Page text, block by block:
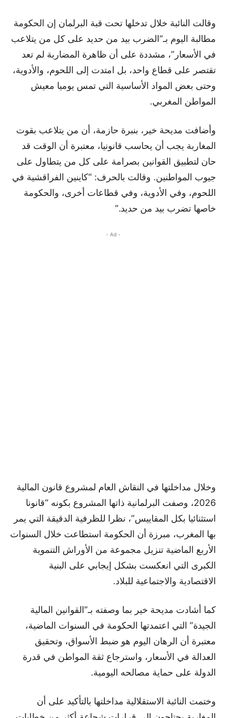
وقالت النائبة خلال تدخلها تحت قبة البرلمان إن الحكومة
مطالبة اليوم بـ“الضرب بيد من حديد على كل من يتلاعب
في الأسعار”، مشددة على أن ظاهرة المضاربة لم تعد
تقتصر على قطاع واحد، بل امتدت إلى اللحوم، والأدوية،
وحتى بعض المواد الأساسية التي تمس يوميا معيش
المواطن المغربي.
وأضافت مديحة خير، بنبرة حازمة، أن من يتلاعب بقوت
المغاربة يجب أن يحاسب قانونيا، معتبرة أن الوقت قد
حان لتطبيق القوانين بصرامة على كل من يتطاول على
جيوب المواطنين. وقالت بالحرف: “كاينين الفراقشية في
اللحوم، وفي الأدوية، وفي قطاعات أخرى، والحكومة
خاصها تضرب بيد من حديد.”
- Ad -
وخلال مداخلتها في النقاش العام لمشروع قانون المالية
2026، وصفت البرلمانية ذاتها المشروع بكونه “قانونا
استثنائيا بكل المقاييس”، نظرا للظرفية الدقيقة التي يمر
بها المغرب، مبرزة أن الحكومة استطاعت خلال السنوات
الأربع الماضية تنزيل مجموعة من الأوراش التنموية
الكبرى التي انعكست بشكل إيجابي على البنية
الاقتصادية والاجتماعية للبلاد.
كما أشادت مديحة خير بما وصفته بـ”القوانين المالية
الجيدة” التي اعتمدتها الحكومة في السنوات الماضية،
معتبرة أن الرهان اليوم هو ضبط الأسواق، وتحقيق
العدالة في الأسعار، واسترجاع ثقة المواطن في قدرة
الدولة على حماية مصالحه اليومية.
وختمت النائبة الاستقلالية مداخلتها بالتأكيد على أن